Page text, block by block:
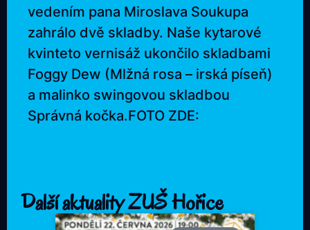
vedením pana Miroslava Soukupa
zahrálo dvě skladby. Naše kytarové
kvinteto vernisáž ukončilo skladbami
Foggy Dew (Mlžná rosa – irská píseň)
a malinko swingovou skladbou
Správná kočka.FOTO ZDE:
Další aktuality ZUŠ Hořice